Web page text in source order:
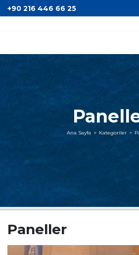
+90 216 446 66 25
Ana Sayfa Kategoriler
Paneller